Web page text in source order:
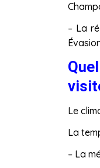
– La
Le
La
– La